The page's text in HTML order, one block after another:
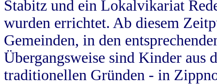
Stabitz und ein Lokalvikariat
wurden errichtet. Ab diesem
Gemeinden, in den
Übergangsweise sind Kinder aus
traditionellen Gründen - in